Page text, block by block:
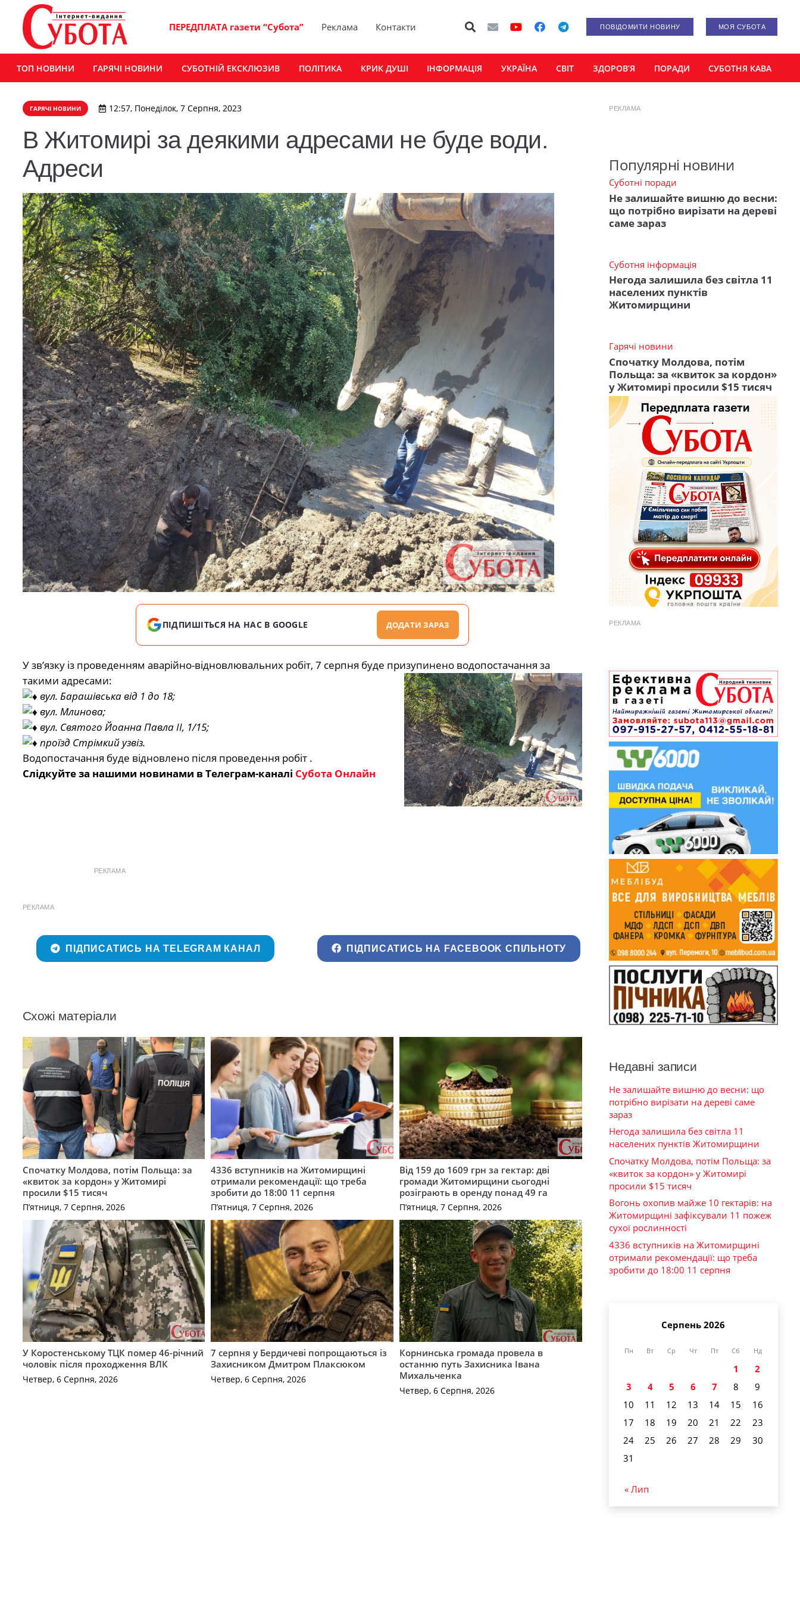
ПЕРЕДПЛАТА газети “Субота” Реклама Контакти ПОВІДОМИТИ НОВИНУ МОЯ СУБОТА
ТОП НОВИНИ ГАРЯЧІ НОВИНИ СУБОТНІЙ ЕКСКЛЮЗИВ ПОЛІТИКА КРИК ДУШІ ІНФОРМАЦІЯ УКРАЇНА СВІТ ЗДОРОВ’Я ПОРАДИ СУБОТНЯ КАВА
ГАРЯЧІ НОВИНИ 12:57, Понеділок, 7 Серпня, 2023
В Житомирі за деякими адресами не буде води.
Адреси
ПІДПИШІТЬСЯ НА НАС В GOOGLE ДОДАТИ ЗАРАЗ
У зв’язку із проведенням аварійно-відновлювальних робіт, 7 серпня буде призупинено водопостачання за
такими адресами:
вул. Барашівська від 1 до 18;
вул. Млинова;
вул. Святого Йоанна Павла ІІ, 1/15;
проїзд Стрімкий узвіз.
Водопостачання буде відновлено після проведення робіт .
Слідкуйте за нашими новинами в Телеграм-каналі Субота Онлайн
РЕКЛАМА
РЕКЛАМА
ПІДПИСАТИСЬ НА TELEGRAM КАНАЛ ПІДПИСАТИСЬ НА FACEBOOK СПІЛЬНОТУ
Схожі матеріали
Спочатку Молдова, потім Польща: за
«квиток за кордон» у Житомирі
просили $15 тисяч
П’ятниця, 7 Серпня, 2026
4336 вступників на Житомирщині
отримали рекомендації: що треба
зробити до 18:00 11 серпня
П’ятниця, 7 Серпня, 2026
Від 159 до 1609 грн за гектар: дві
громади Житомирщини сьогодні
розіграють в оренду понад 49 га
П’ятниця, 7 Серпня, 2026
У Коростенському ТЦК помер 46-річний
чоловік після проходження ВЛК
Четвер, 6 Серпня, 2026
7 серпня у Бердичеві попрощаються із
Захисником Дмитром Плаксюком
Четвер, 6 Серпня, 2026
Корнинська громада провела в
останню путь Захисника Івана
Михальченка
Четвер, 6 Серпня, 2026
РЕКЛАМА
Популярні новини
Суботні поради
Не залишайте вишню до весни:
що потрібно вирізати на дереві
саме зараз
Суботня інформація
Негода залишила без світла 11
населених пунктів
Житомирщини
Гарячі новини
Спочатку Молдова, потім
Польща: за «квиток за кордон»
у Житомирі просили $15 тисяч
РЕКЛАМА
Недавні записи
Не залишайте вишню до весни: що
потрібно вирізати на дереві саме
зараз
Негода залишила без світла 11
населених пунктів Житомирщини
Спочатку Молдова, потім Польща: за
«квиток за кордон» у Житомирі
просили $15 тисяч
Вогонь охопив майже 10 гектарів: на
Житомирщині зафіксували 11 пожеж
сухої рослинності
4336 вступників на Житомирщині
отримали рекомендації: що треба
зробити до 18:00 11 серпня
Серпень 2026
Пн Вт Ср Чт Пт Сб Нд
1
2
3
4 5 6 7 8
9
10
11 12 13 14 15
16
17
18 19 20 21 22
23
24
25 26 27 28 29
30
31
« Лип